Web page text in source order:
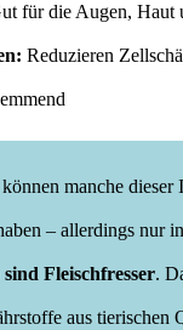
für die Augen, Haut
Reduzieren
manche dieser
– allerdings nur
Fleischfresser.
aus tierischen